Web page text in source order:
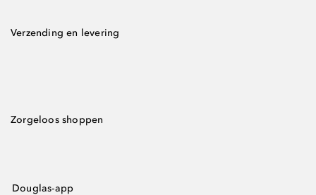
Verzending en levering
Zorgeloos shoppen
Douglas-app